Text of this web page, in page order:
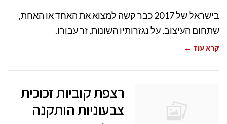
בישראל של 2017 כבר קשה למצוא את האחד או האחת,
שתחום העיצוב, על נגזרותיו השונות, זר עבורו.
קרא עוד ←
רצפת קוביות זכוכית
צבעוניות הותקנה